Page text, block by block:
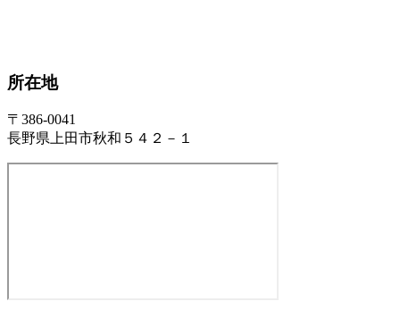
所在地
〒386-0041
長野県上田市秋和５４２－１